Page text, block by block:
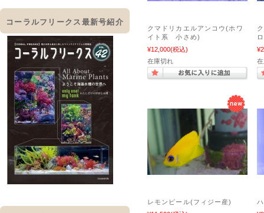
クマドリカエルアンコウ(ホワ
イト系 小さめ)
¥12,000(税込)
在庫切れ
レモンピール(フィジー産)
コーラルフリークス最新号紹介